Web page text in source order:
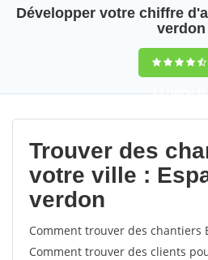
Développer votre chiffre
verdon
9,5(100%)48
votes
Trouver des
votre ville :
verdon
Comment trouver des chantiers
Comment trouver des clients